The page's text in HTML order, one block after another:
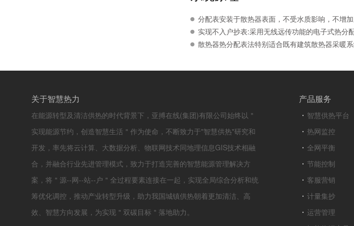
分配表安装于散热器表面，不受水质影响，不增
实现不入户抄表:采用无线远传功能的电子式热分
散热器热分配表法特别适合既有建筑散热器采暖